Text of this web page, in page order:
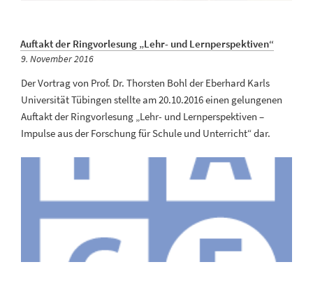
Auftakt der Ringvorlesung „Lehr- und Lernperspektiven“
Veröffentlicht
9. November 2016
Der Vortrag von Prof. Dr. Thorsten Bohl der Eberhard Karls
Universität Tübingen stellte am 20.10.2016 einen gelungenen
Auftakt der Ringvorlesung „Lehr- und Lernperspektiven –
Impulse aus der Forschung für Schule und Unterricht“ dar.